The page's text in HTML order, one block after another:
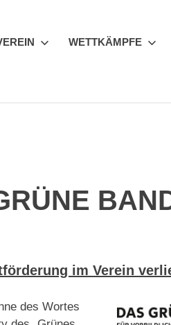
WETTKÄMPFE
im Verein
des Wortes